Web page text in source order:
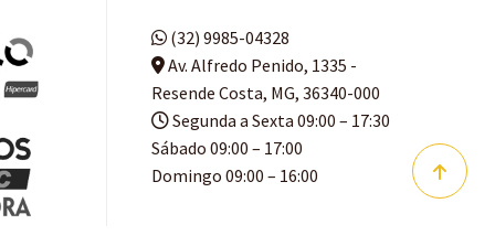
(32) 9985-04328
Av. Alfredo Penido, 1335 -
Resende Costa, MG, 36340-000
Segunda a Sexta 09:00 – 17:30
Sábado 09:00 – 17:00
Domingo 09:00 – 16:00